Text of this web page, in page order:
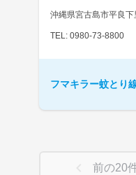
沖縄県宮古島市平良下
TEL: 0980-73-8800
フマキラー蚊とり
前の20